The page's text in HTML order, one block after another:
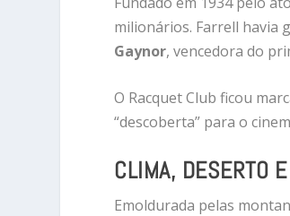
milionários. Farrell havia
Gaynor, vencedora do
O Racquet Club ficou
“descoberta” para o
CLIMA, DESERTO
Emoldurada pelas